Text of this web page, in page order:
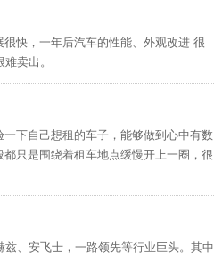
快，一年后汽车的性能、外观改进 很
卖出。
下自己想租的车子，能够做到心中有数
只是围绕着租车地点缓慢开上一圈，很
、安飞士，一路领先等行业巨头。其中